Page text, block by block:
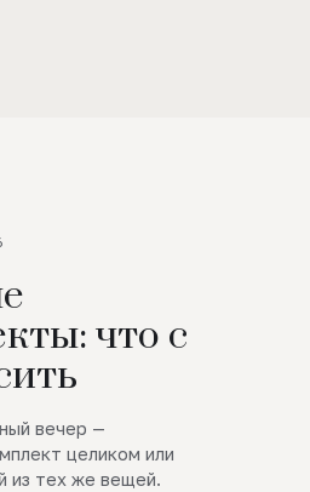
что с
вечер —
целиком или
из тех же вещей.